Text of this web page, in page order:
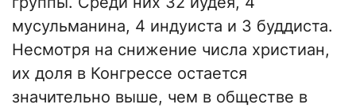
мусульманина, 4 индуиста и 3 буддиста.
Несмотря на снижение числа христиан,
их доля в Конгрессе остается
значительно выше, чем в обществе в